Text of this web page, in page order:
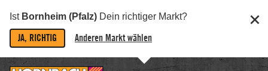
Ist Bornheim (Pfalz) Dein richtiger Markt?
JA, RICHTIG Anderen Markt wählen